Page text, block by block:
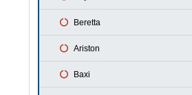
Zuhanyrendszer
Italtop Csaptelepek
Beretta
Ariston
Baxi